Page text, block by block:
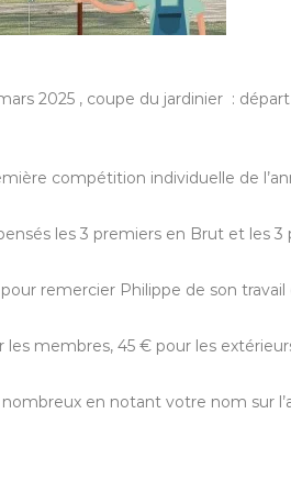
2025 , coupe du jardinier :
compétition individuelle de
les 3 premiers en Brut et les 3
remercier Philippe de son
les membres, 45 € pour les
en notant votre nom sur